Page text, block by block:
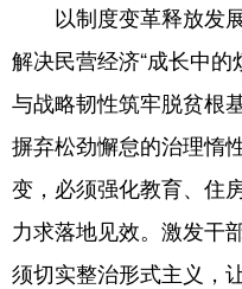
以制度变革释放发展
解决民营经济“成长中
与战略韧性筑牢脱贫根
摒弃松劲懈怠的治理惰
变，必须强化教育、住
力求落地见效。激发干
须切实整治形式主义，